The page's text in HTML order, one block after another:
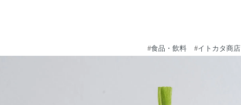
#食品・飲料 #イトカタ商店